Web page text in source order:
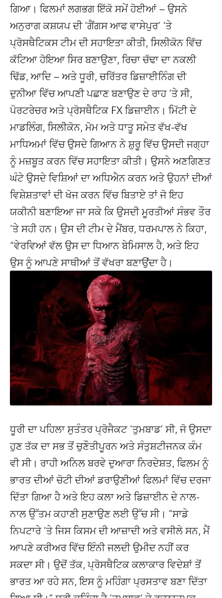
ਗਿਆ। ਫਿਲਮਾਂ ਲਗਭਗ ਇੱਕੋ ਸਮੇਂ ਹੋਈਆਂ – ਉਸਨੇ
ਅਨੁਰਾਗ ਕਸ਼ਯਪ ਦੀ ‘ਗੈਂਗਸ ਆਫ ਵਾਸੇਪੁਰ’ ‘ਤੇ
ਪ੍ਰੋਸਥੈਟਿਕਸ ਟੀਮ ਦੀ ਸਹਾਇਤਾ ਕੀਤੀ, ਸਿਲੀਕੋਨ ਵਿੱਚ
ਕੱਟਿਆ ਹੋਇਆ ਸਿਰ ਬਣਾਉਣਾ, ਰਿਚਾ ਚੱਢਾ ਦਾ ਨਕਲੀ
ਢਿੱਡ, ਆਦਿ – ਅਤੇ ਧੂਰੀ, ਚਰਿੱਤਰ ਡਿਜ਼ਾਈਨਿੰਗ ਦੀ
ਦੁਨੀਆ ਵਿੱਚ ਆਪਣੀ ਪਛਾਣ ਬਣਾਉਣ ਦੇ ਰਾਹ ‘ਤੇ ਸੀ,
ਪੋਰਟਰੇਚਰ ਅਤੇ ਪ੍ਰੋਸਥੈਟਿਕ FX ਡਿਜ਼ਾਈਨ। ਮਿੱਟੀ ਦੇ
ਮਾਡਲਿੰਗ, ਸਿਲੀਕੋਨ, ਮੋਮ ਅਤੇ ਧਾਤੂ ਸਮੇਤ ਵੱਖ-ਵੱਖ
ਮਾਧਿਅਮਾਂ ਵਿੱਚ ਉਸਦੇ ਗਿਆਨ ਨੇ ਸ਼ੁਰੂ ਵਿੱਚ ਉਸਦੀ ਜਗ੍ਹਾ
ਨੂੰ ਮਜ਼ਬੂਤ ​​ਕਰਨ ਵਿੱਚ ਸਹਾਇਤਾ ਕੀਤੀ। ਉਸਨੇ ਅਣਗਿਣਤ
ਘੰਟੇ ਉਸਦੇ ਵਿਸ਼ਿਆਂ ਦਾ ਅਧਿਐਨ ਕਰਨ ਅਤੇ ਉਹਨਾਂ ਦੀਆਂ
ਵਿਸ਼ੇਸ਼ਤਾਵਾਂ ਦੀ ਖੋਜ ਕਰਨ ਵਿੱਚ ਬਿਤਾਏ ਤਾਂ ਜੋ ਇਹ
ਯਕੀਨੀ ਬਣਾਇਆ ਜਾ ਸਕੇ ਕਿ ਉਸਦੀ ਮੂਰਤੀਆਂ ਸੰਭਵ ਤੌਰ
‘ਤੇ ਸਹੀ ਹਨ। ਉਸ ਦੀ ਟੀਮ ਦੇ ਮੈਂਬਰ, ਧਰਮਪਾਲ ਨੇ ਕਿਹਾ,
“ਵੇਰਵਿਆਂ ਵੱਲ ਉਸ ਦਾ ਧਿਆਨ ਬੇਮਿਸਾਲ ਹੈ, ਅਤੇ ਇਹ
ਉਸ ਨੂੰ ਆਪਣੇ ਸਾਥੀਆਂ ਤੋਂ ਵੱਖਰਾ ਬਣਾਉਂਦਾ ਹੈ।
ਧੂਰੀ ਦਾ ਪਹਿਲਾ ਸੁਤੰਤਰ ਪ੍ਰੋਜੈਕਟ ‘ਤੁਮਬਾਡ’ ਸੀ, ਜੋ ਉਸਦਾ
ਹੁਣ ਤੱਕ ਦਾ ਸਭ ਤੋਂ ਚੁਣੌਤੀਪੂਰਨ ਅਤੇ ਸੰਤੁਸ਼ਟੀਜਨਕ ਕੰਮ
ਵੀ ਸੀ। ਰਾਹੀ ਅਨਿਲ ਬਰਵੇ ਦੁਆਰਾ ਨਿਰਦੇਸ਼ਤ, ਫਿਲਮ ਨੂੰ
ਭਾਰਤ ਦੀਆਂ ਚੋਟੀ ਦੀਆਂ ਡਰਾਉਣੀਆਂ ਫਿਲਮਾਂ ਵਿੱਚ ਦਰਜਾ
ਦਿੱਤਾ ਗਿਆ ਹੈ ਅਤੇ ਇਹ ਕਲਾ ਅਤੇ ਡਿਜ਼ਾਈਨ ਦੇ ਨਾਲ-
ਨਾਲ ਉੱਤਮ ਕਹਾਣੀ ਸੁਣਾਉਣ ਲਈ ਉੱਚ ਸੀ। “ਸਾਡੇ
ਨਿਪਟਾਰੇ ‘ਤੇ ਜਿਸ ਕਿਸਮ ਦੀ ਆਜ਼ਾਦੀ ਅਤੇ ਵਸੀਲੇ ਸਨ, ਮੈਂ
ਆਪਣੇ ਕਰੀਅਰ ਵਿੱਚ ਇੰਨੀ ਜਲਦੀ ਉਮੀਦ ਨਹੀਂ ਕਰ
ਸਕਦਾ ਸੀ। ਉਦੋਂ ਤੱਕ, ਪ੍ਰੋਸਥੈਟਿਕ ਕਲਾਕਾਰ ਵਿਦੇਸ਼ਾਂ ਤੋਂ
ਭਾਰਤ ਆ ਰਹੇ ਸਨ, ਇਸ ਨੂੰ ਮਹਿੰਗਾ ਪ੍ਰਸਤਾਵ ਬਣਾ ਦਿੱਤਾ